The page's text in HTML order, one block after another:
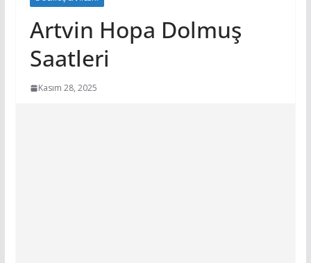
Artvin Hopa Dolmuş
Saatleri
Kasım 28, 2025